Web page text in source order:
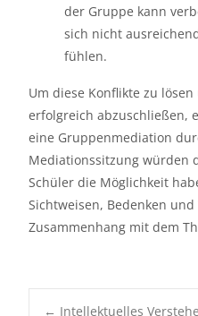
der Gruppe kann
sich nicht
fühlen.
Um diese Konflikte zu
erfolgreich abzuschließen,
eine Gruppenmediation
Mediationssitzung würden
Schüler die Möglichkeit
Sichtweisen, Bedenken
Zusammenhang mit dem
← Intellektuelles